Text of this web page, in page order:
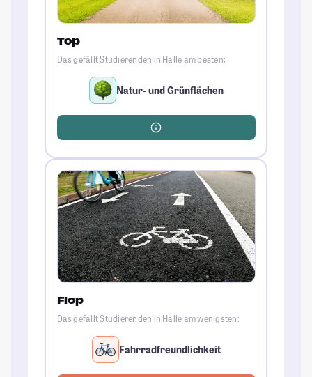
Top
Das gefällt Studierenden in Halle am besten:
Natur- und Grünflächen
Flop
Das gefällt Studierenden in Halle am wenigsten:
Fahrradfreundlichkeit